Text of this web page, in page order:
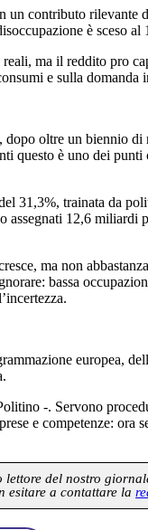
contributo rilevante
è sceso
ma il reddito pro
e sulla domanda
oltre un biennio
questo è uno dei
31,3%, trainata da
assegnati 12,6
ma non
bassa
europea,
-. Servono
e competenze: ora
del nostro
esitare a contattare la